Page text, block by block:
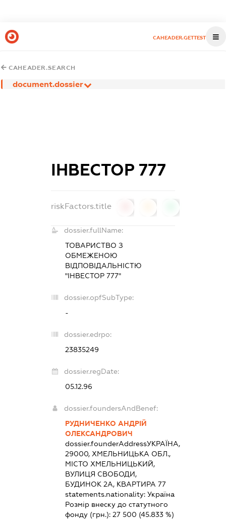
CAHEADER.GETTEST
CAHEADER.SEARCH
document.dossier
ІНВЕСТОР 777
riskFactors.title
dossier.fullName:
ТОВАРИСТВО З
ОБМЕЖЕНОЮ
ВІДПОВІДАЛЬНІСТЮ
"ІНВЕСТОР 777"
dossier.opfSubType:
-
dossier.edrpo:
23835249
dossier.regDate:
05.12.96
dossier.foundersAndBenef:
РУДНИЧЕНКО АНДРІЙ
ОЛЕКСАНДРОВИЧ
dossier.founderAddressУКРАЇНА,
29000, ХМЕЛЬНИЦЬКА ОБЛ.,
МІСТО ХМЕЛЬНИЦЬКИЙ,
ВУЛИЦЯ СВОБОДИ,
БУДИНОК 2А, КВАРТИРА 77
statements.nationality:Україна
Розмір внеску до статутного
фонду (грн.):27 500 (45.833 %)